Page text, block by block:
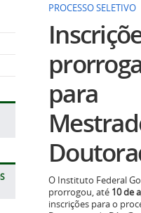
PROCESSO SELETIVO
para
O Instituto Federal
prorrogou, até 10 de
inscrições para o